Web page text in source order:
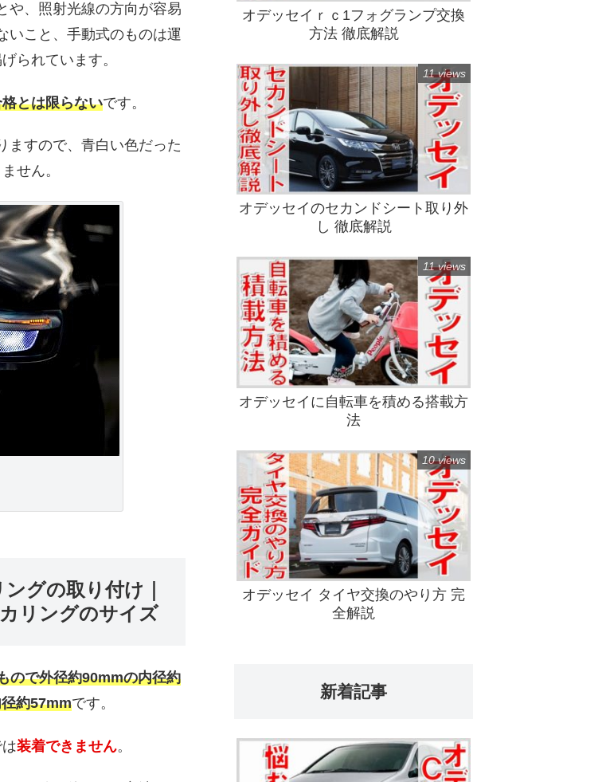
や、照射光線の方向が容易
いこと、手動式のものは運
られています。
とは限らないです。
ますので、青白い色だった
せん。
グの取り付け｜
リングのサイズ
ので外径約90mmの内径約
約57mmです。
装着できません。
オデッセイｒｃ1フォグランプ交換
方法 徹底解説
オデッセイのセカンドシート取り外
し 徹底解説
11 views
オデッセイに自転車を積める搭載方
法
11 views
オデッセイ タイヤ交換のやり方 完
全解説
10 views
新着記事